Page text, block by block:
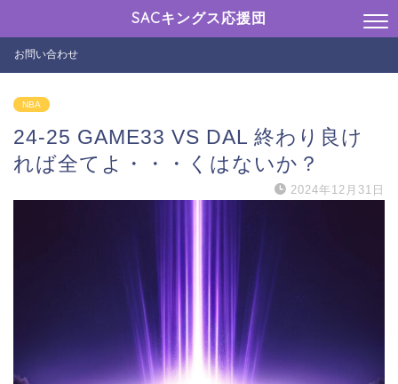
SACキングス応援団
お問い合わせ
NBA
24-25 GAME33 VS DAL 終わり良け
れば全てよ・・・くはないか？
2024年12月31日